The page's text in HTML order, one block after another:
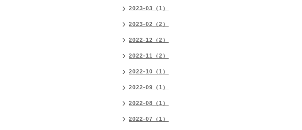
2023-03（1）
2023-02（2）
2022-12（2）
2022-11（2）
2022-10（1）
2022-09（1）
2022-08（1）
2022-07（1）